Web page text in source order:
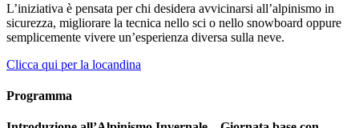
L’iniziativa è pensata per chi desidera avvicinarsi all’alpinismo in
sicurezza, migliorare la tecnica nello sci o nello snowboard oppure
semplicemente vivere un’esperienza diversa sulla neve.
Clicca qui per la locandina
Programma